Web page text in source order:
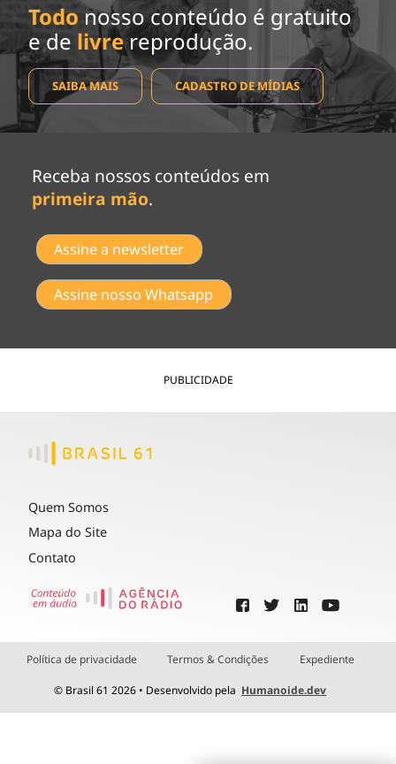
Todo nosso conteúdo é gratuito
e de livrereprodução.
SAIBA MAIS CADASTRO DE MÍDIAS
Receba nossos conteúdos em
primeira mão.
Assine a newsletter
Assine nosso Whatsapp
PUBLICIDADE
Quem Somos
Mapa do Site
Contato
Política de privacidade Termos & Condições Expediente
© Brasil 61 2026 • Desenvolvido pela Humanoide.dev